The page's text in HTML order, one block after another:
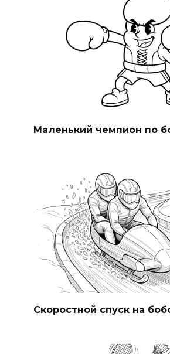
Маленький чемпион по
Скоростной спуск на